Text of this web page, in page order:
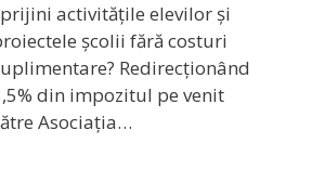
activitățile elevilor și
școlii fără costuri
Redirecționând
din impozitul pe venit
Asociația…